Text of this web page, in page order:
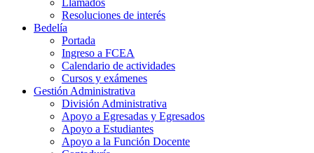
Resoluciones de interés
Bedelía
Portada
Ingreso a FCEA
Calendario de actividades
Cursos y exámenes
Gestión Administrativa
División Administrativa
Apoyo a Egresadas y Egresados
Apoyo a Estudiantes
Apoyo a la Función Docente